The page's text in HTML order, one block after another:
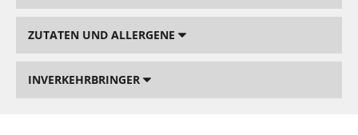
ZUTATEN UND ALLERGENE
INVERKEHRBRINGER